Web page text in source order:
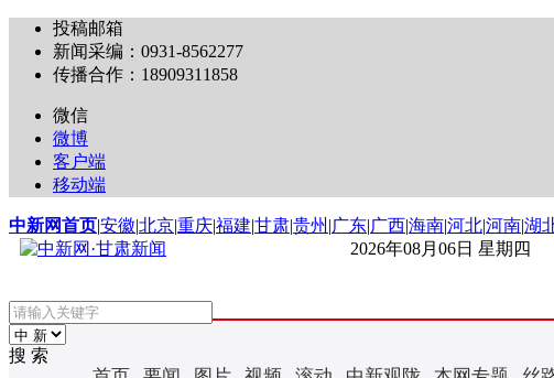
投稿邮箱
新闻采编：0931-8562277
传播合作：18909311858
微信
微博
客户端
移动端
中新网首页|安徽|北京|重庆|福建|甘肃|贵州 |广东|广西|海南|河北|河南|湖
2026年08月06日 星期四
搜 索